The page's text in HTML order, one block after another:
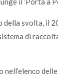
svolta, il
di